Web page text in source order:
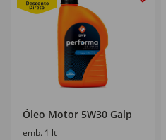
Óleo Motor 5W30 Galp
emb. 1 lt